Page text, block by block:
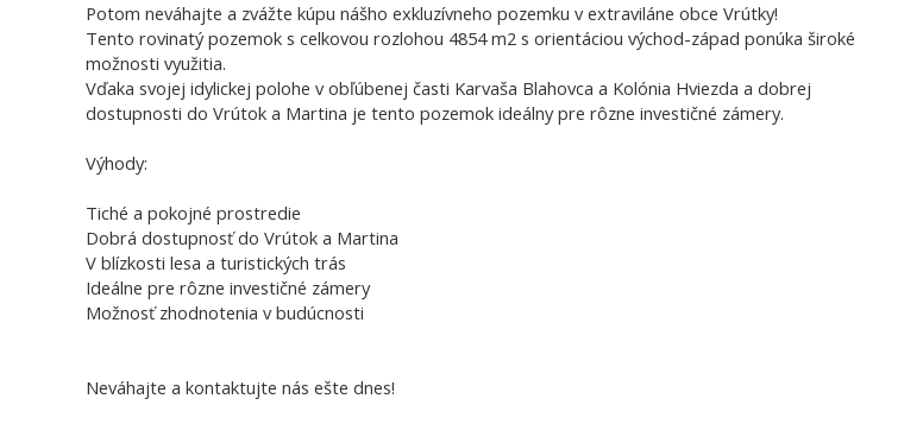
Potom neváhajte a zvážte kúpu nášho exkluzívneho pozemku v extraviláne obce Vrútky!
Tento rovinatý pozemok s celkovou rozlohou 4854 m2 s orientáciou východ-západ ponúka široké
možnosti využitia.
Vďaka svojej idylickej polohe v obľúbenej časti Karvaša Blahovca a Kolónia Hviezda a dobrej
dostupnosti do Vrútok a Martina je tento pozemok ideálny pre rôzne investičné zámery.
Výhody:
Tiché a pokojné prostredie
Dobrá dostupnosť do Vrútok a Martina
V blízkosti lesa a turistických trás
Ideálne pre rôzne investičné zámery
Možnosť zhodnotenia v budúcnosti
Neváhajte a kontaktujte nás ešte dnes!